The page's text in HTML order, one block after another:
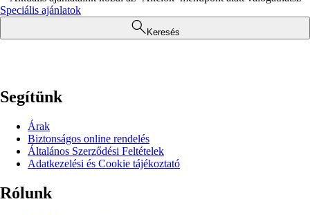
Speciális ajánlatok
Keresés
Segítünk
Árak
Biztonságos online rendelés
Általános Szerződési Feltételek
Adatkezelési és Cookie tájékoztató
Rólunk